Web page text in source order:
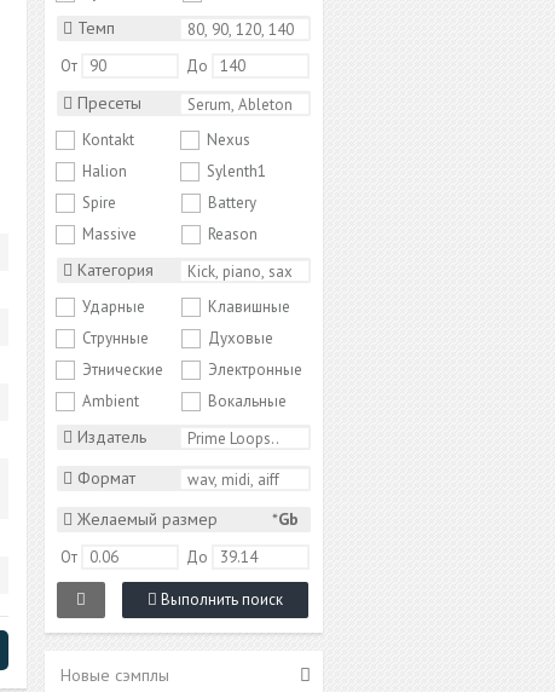
Темп
От До
Пресеты
Kontakt
Halion
Nexus
Sylenth1
Spire
Massive
Battery
Reason
Категория
Ударные
Струнные
Этнические
Ambient
Клавишные
Духовые
Электронные
Вокальные
Издатель
Формат
Желаемый размер
*Gb
От До
Выполнить поиск
Новые сэмплы